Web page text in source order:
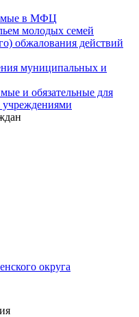
в МФЦ
молодых семей
обжалования действий
муниципальных и
и обязательные для
округа